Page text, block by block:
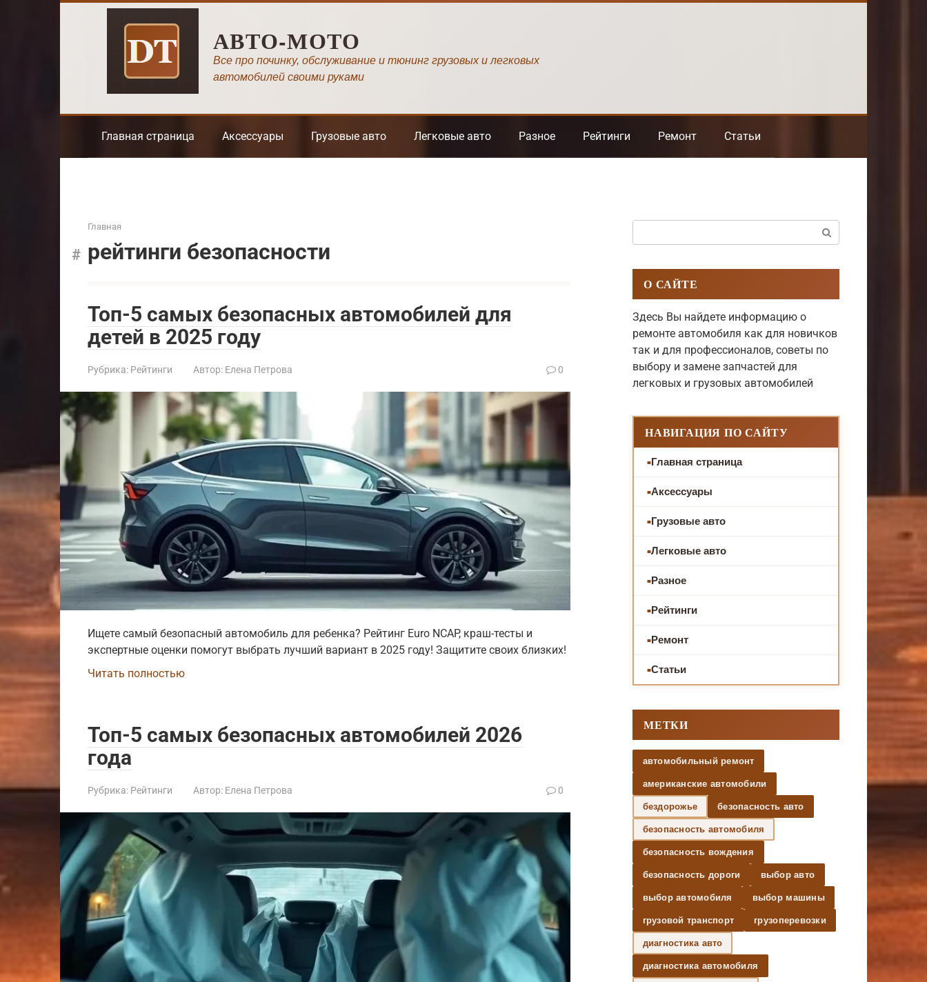
АВТО-МОТО
Все про починку, обслуживание и тюнинг грузовых и легковых
автомобилей своими руками
Главная страница Аксессуары Грузовые авто Легковые авто Разное Рейтинги Ремонт Статьи
Главная
рейтинги безопасности
Топ-5 самых безопасных автомобилей для
детей в 2025 году
Рубрика: Рейтинги Автор: Елена Петрова 0
Ищете самый безопасный автомобиль для ребенка? Рейтинг Euro NCAP, краш-тесты и
экспертные оценки помогут выбрать лучший вариант в 2025 году! Защитите своих близких!
Читать полностью
Топ-5 самых безопасных автомобилей 2026
года
Рубрика: Рейтинги Автор: Елена Петрова 0
О САЙТЕ
Здесь Вы найдете информацию о
ремонте автомобиля как для новичков
так и для профессионалов, советы по
выбору и замене запчастей для
легковых и грузовых автомобилей
НАВИГАЦИЯ ПО САЙТУ
Главная страница
Аксессуары
Грузовые авто
Легковые авто
Разное
Рейтинги
Ремонт
Статьи
МЕТКИ
автомобильный ремонт
американские автомобили
бездорожье безопасность авто
безопасность автомобиля
безопасность вождения
безопасность дороги выбор авто
выбор автомобиля выбор машины
грузовой транспорт грузоперевозки
диагностика авто
диагностика автомобиля